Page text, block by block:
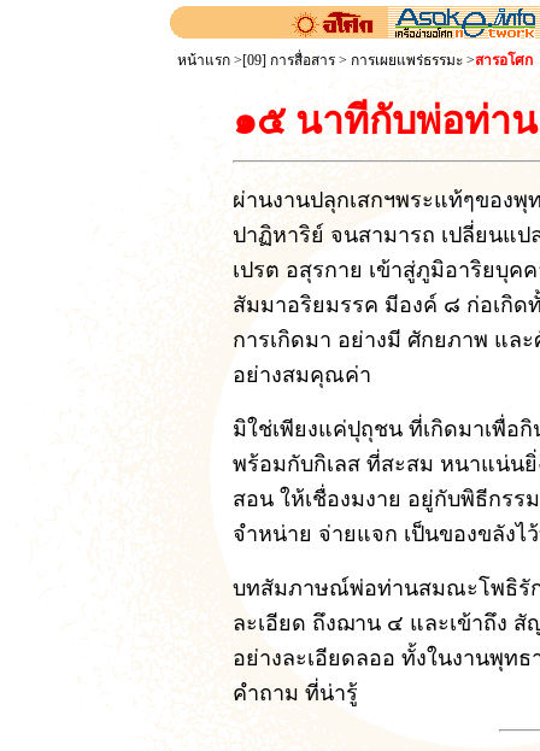
หน้าแรก >[09] การสื่อสาร > การเผยแพร่ธรรมะ >สารอโศก
๑๕ นาทีกับพ่อท่า
ผ่านงานปลุกเสกฯพระแท้ๆของ
ปาฏิหาริย์ จนสามารถ เปลี่ยนแ
เปรต อสุรกาย เข้าสู่ภูมิอาริยบุ
สัมมาอริยมรรค มีองค์ ๘ ก่อเกิ
การเกิดมา อย่างมี ศักยภาพ แล
อย่างสมคุณค่า
มิใช่เพียงแค่ปุถุชน ที่เกิดมาเพื่อ
พร้อมกับกิเลส ที่สะสม หนาแน่น
สอน ให้เชื่องมงาย อยู่กับพิธีกรร
จำหน่าย จ่ายแจก เป็นของขลังไ
บทสัมภาษณ์พ่อท่านสมณะโพธิรัก
ละเอียด ถึงฌาน ๔ และเข้าถึง
อย่างละเอียดลออ ทั้งในงานพุท
คำถาม ที่น่ารู้